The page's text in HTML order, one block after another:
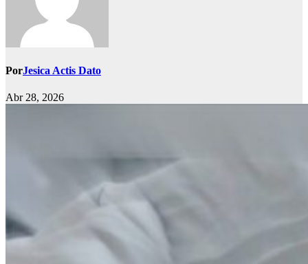
PorJesica Actis Dato
Abr 28, 2026